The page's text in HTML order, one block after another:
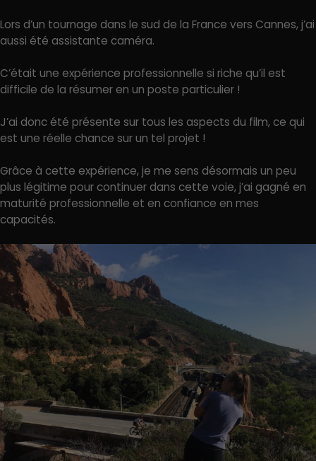
Lors d’un tournage dans le sud de la France vers Cannes, j’ai
aussi été assistante caméra.
C’était une expérience professionnelle si riche qu’il est
difficile de la résumer en un poste particulier !
J’ai donc été présente sur tous les aspects du film, ce qui
est une réelle chance sur un tel projet !
Grâce à cette expérience, je me sens désormais un peu
plus légitime pour continuer dans cette voie, j’ai gagné en
maturité professionnelle et en confiance en mes
capacités.